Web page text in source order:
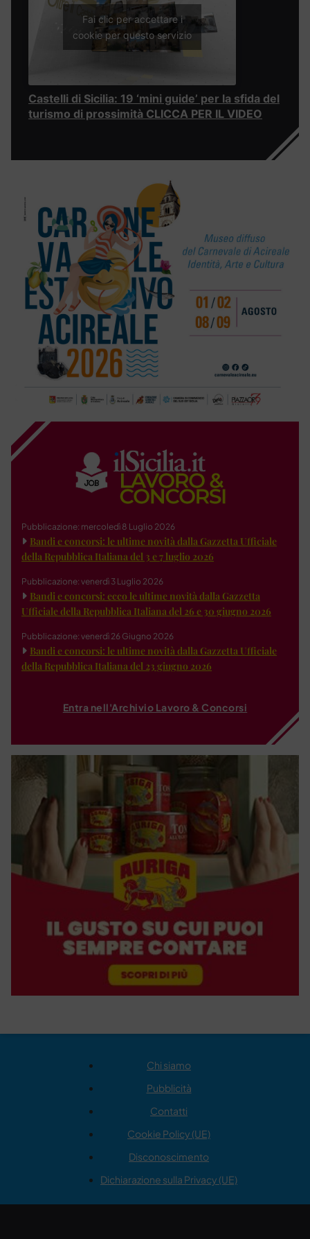
Fai clic per accettare i
cookie per questo servizio
Castelli di Sicilia: 19 ‘mini guide’ per la sfida del
turismo di prossimità CLICCA PER IL VIDEO
Pubblicazione: mercoledì 8 Luglio 2026
Bandi e concorsi: le ultime novità dalla Gazzetta Ufficiale
della Repubblica Italiana del 3 e 7 luglio 2026
Pubblicazione: venerdì 3 Luglio 2026
Bandi e concorsi: ecco le ultime novità dalla Gazzetta
Ufficiale della Repubblica Italiana del 26 e 30 giugno 2026
Pubblicazione: venerdì 26 Giugno 2026
Bandi e concorsi: le ultime novità dalla Gazzetta Ufficiale
della Repubblica Italiana del 23 giugno 2026
Entra nell'Archivio Lavoro & Concorsi
Chi siamo
Pubblicità
Contatti
Cookie Policy (UE)
Disconoscimento
Dichiarazione sulla Privacy (UE)